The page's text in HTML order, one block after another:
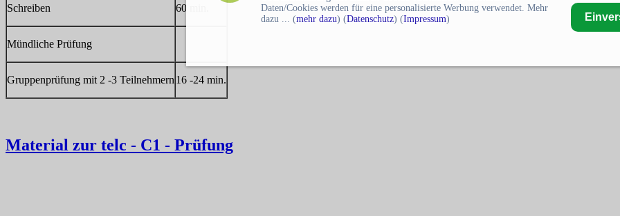
Daten/Cookies werden für eine personalisierte Werbung verwendet. Mehr
dazu ... (mehr dazu) (Datenschutz) (Impressum)
Schreiben
60 min.
Mündliche Prüfung
Gruppenprüfung mit 2 -3 Teilnehmern 16 -24 min.
Material zur telc - C1 - Prüfung